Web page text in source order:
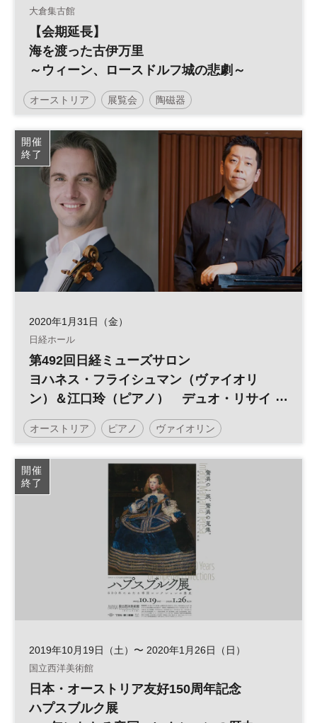
大倉集古館
【会期延長】
海を渡った古伊万里
～ウィーン、ロースドルフ城の悲劇～
オーストリア 展覧会 陶磁器
開催
終了
2020年1月31日（金）
日経ホール
第492回日経ミューズサロン
ヨハネス・フライシュマン（ヴァイオリ
ン）＆江口玲（ピアノ） デュオ・リサイ
タル
オーストリア ピアノ ヴァイオリン
日経ミューズサロン 日経ホール リサイタル
ベートーヴェン
開催
終了
2019年10月19日（土）〜 2020年1月26日（日）
国立西洋美術館
日本・オーストリア友好150周年記念
ハプスブルク展